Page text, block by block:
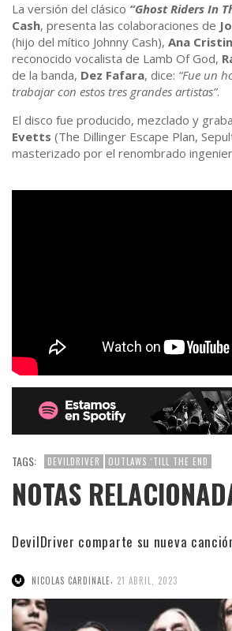
La versión del clásico “Ghost Riders In
Cash, presenta las colaboraciones de
(hijo del mítico Johnny Cash), Ana
reconocido vocalista de Lamb Of God,
de la banda, Dez Fafara, dice: “Fue un
trabajar con estos tres grandes artistas”.
El disco fue producido, mezclado y
Evetts (The Dillinger Escape Plan,
masterizado por el renombrado
TAGS: DEVILDRIVER OUTLAWS ‘TILL THE END
NOTAS
DevilDriver comparte su nueva
NICOLAS CARDINALE, 21 ABRIL, 2023